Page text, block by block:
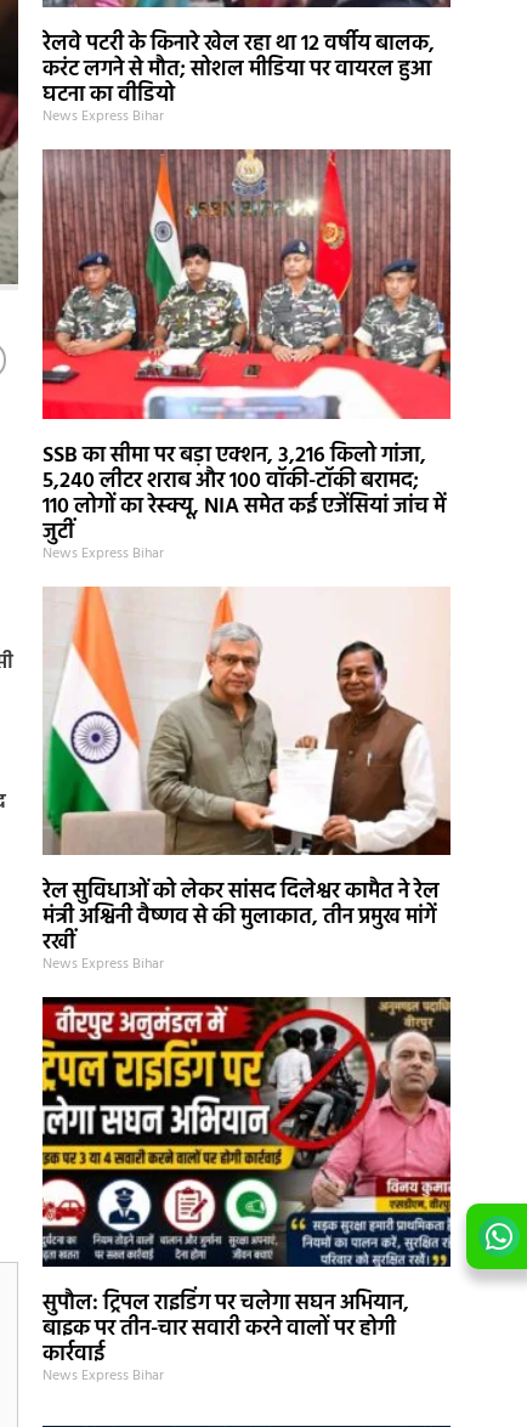
रेलवे पटरी के किनारे खेल रहा था 12 वर्षीय बालक,
करंट लगने से मौत; सोशल मीडिया पर वायरल हुआ
घटना का वीडियो
News Express Bihar
SSB का सीमा पर बड़ा एक्शन, 3,216 किलो गांजा,
5,240 लीटर शराब और 100 वॉकी-टॉकी बरामद;
110 लोगों का रेस्क्यू, NIA समेत कई एजेंसियां जांच में
जुटीं
News Express Bihar
रेल सुविधाओं को लेकर सांसद दिलेश्वर कामैत ने रेल
मंत्री अश्विनी वैष्णव से की मुलाकात, तीन प्रमुख मांगें
रखीं
News Express Bihar
सुपौल: ट्रिपल राइडिंग पर चलेगा सघन अभियान,
बाइक पर तीन-चार सवारी करने वालों पर होगी
कार्रवाई
News Express Bihar